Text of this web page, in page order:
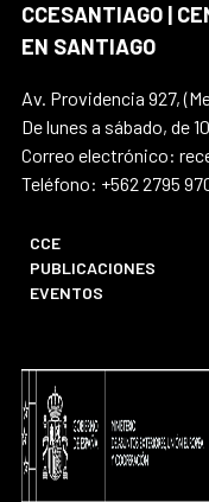
CCESANTIAGO |
EN SANTIAGO
Av. Providencia 927,
De lunes a sábado, de
Correo electrónico:
Teléfono: +562 2795
CCE
PUBLICACIONES
EVENTOS